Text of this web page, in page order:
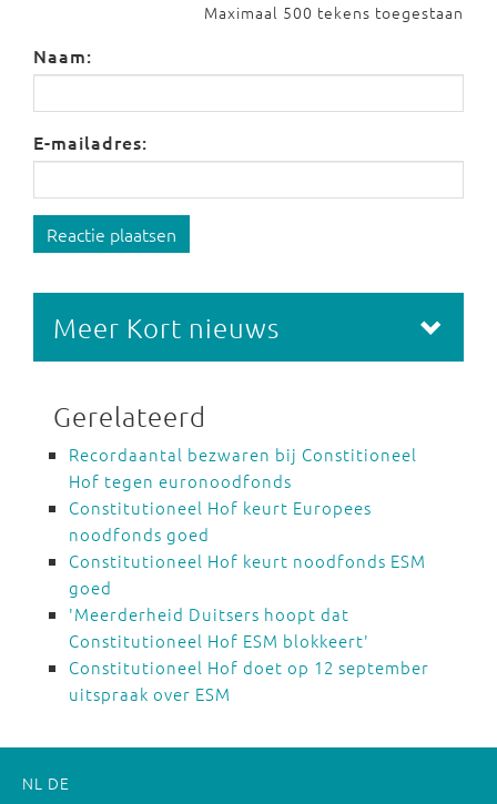
Maximaal 500 tekens toegestaan
Naam:
E-mailadres:
Reactie plaatsen
Meer Kort nieuws
Gerelateerd
Recordaantal bezwaren bij Constitioneel
Hof tegen euronoodfonds
Constitutioneel Hof keurt Europees
noodfonds goed
Constitutioneel Hof keurt noodfonds ESM
goed
'Meerderheid Duitsers hoopt dat
Constitutioneel Hof ESM blokkeert'
Constitutioneel Hof doet op 12 september
uitspraak over ESM
NL DE